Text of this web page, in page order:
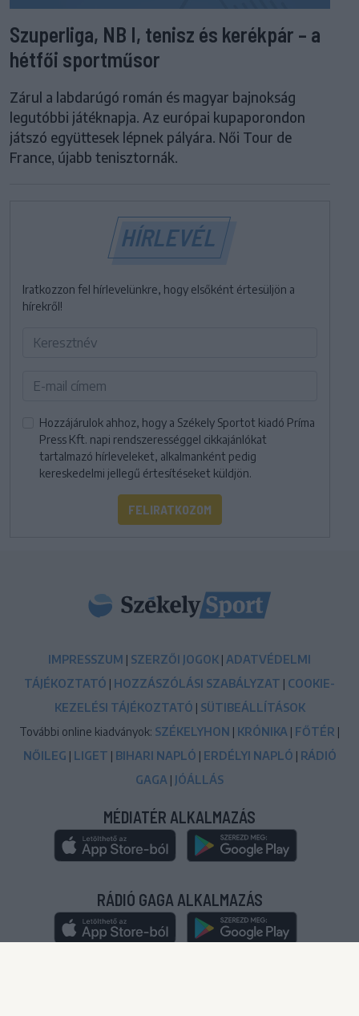
Szuperliga, NB I, tenisz és kerékpár – a
hétfői sportműsor
Zárul a labdarúgó román és magyar bajnokság
legutóbbi játéknapja. Az európai kupaporondon
játszó együttesek lépnek pályára. Női Tour de
France, újabb tenisztornák.
HÍRLEVÉL
Iratkozzon fel hírlevelünkre, hogy elsőként értesüljön a
hírekről!
Hozzájárulok ahhoz, hogy a Székely Sportot kiadó Príma
Press Kft. napi rendszerességgel cikkajánlókat
tartalmazó hírleveleket, alkalmanként pedig
kereskedelmi jellegű értesítéseket küldjön.
FELIRATKOZOM
IMPRESSZUM | SZERZŐI JOGOK | ADATVÉDELMI
TÁJÉKOZTATÓ | HOZZÁSZÓLÁSI SZABÁLYZAT | COOKIE-
KEZELÉSI TÁJÉKOZTATÓ | SÜTIBEÁLLÍTÁSOK
További online kiadványok: SZÉKELYHON | KRÓNIKA | FŐTÉR |
NŐILEG | LIGET | BIHARI NAPLÓ | ERDÉLYI NAPLÓ | RÁDIÓ
GAGA | JÓÁLLÁS
MÉDIATÉR ALKALMAZÁS
RÁDIÓ GAGA ALKALMAZÁS